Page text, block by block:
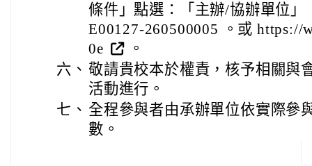
條件」點選：「主辦/協辦單位
E00127-260500005 。或 https://
0e
。
六、 敬請貴校本於權責，核予相關與
活動進行。
七、 全程參與者由承辦單位依實際參
數。